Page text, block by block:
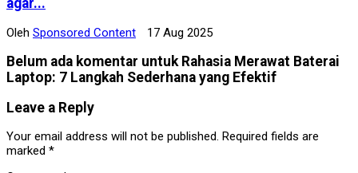
agar...
Oleh Sponsored Content 17 Aug 2025
Belum ada komentar untuk Rahasia Merawat Baterai
Laptop: 7 Langkah Sederhana yang Efektif
Leave a Reply
Your email address will not be published. Required fields are
marked *